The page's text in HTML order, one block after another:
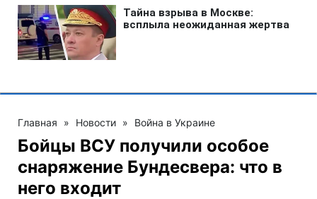
Главная » Новости » Война в Украине
Бойцы ВСУ получили особое
снаряжение Бундесвера: что в
него входит